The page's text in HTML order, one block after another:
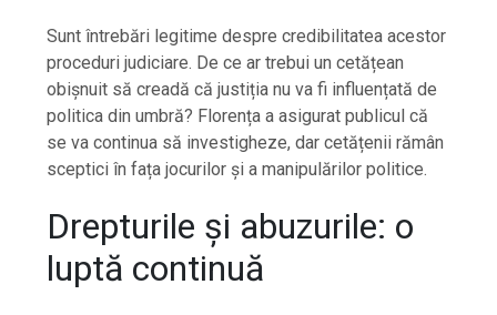
Sunt întrebări legitime despre credibilitatea acestor
proceduri judiciare. De ce ar trebui un cetățean
obișnuit să creadă că justiția nu va fi influențată de
politica din umbră? Florența a asigurat publicul că
se va continua să investigheze, dar cetățenii rămân
sceptici în fața jocurilor și a manipulărilor politice.
Drepturile și abuzurile: o
luptă continuă